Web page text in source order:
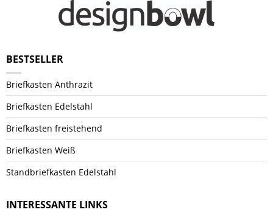
BESTSELLER
Briefkasten Anthrazit
Briefkasten Edelstahl
Briefkasten freistehend
Briefkasten Weiß
Standbriefkasten Edelstahl
INTERESSANTE LINKS